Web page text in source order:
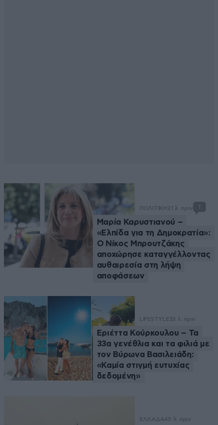
ΠΟΛΙΤΙΚΗ21 λ. πριν 1
Μαρία Καρυστιανού –
«Ελπίδα για τη Δημοκρατία»:
Ο Νίκος Μπρουτζάκης
αποχώρησε καταγγέλλοντας
αυθαιρεσία στη λήψη
αποφάσεων
LIFESTYLE33 λ. πριν
Εριέττα Κούρκουλου – Τα
33α γενέθλια και τα φιλιά με
τον Βύρωνα Βασιλειάδη:
«Καμία στιγμή ευτυχίας
δεδομένη»
ΕΛΛΑΔΑ45 λ. πριν